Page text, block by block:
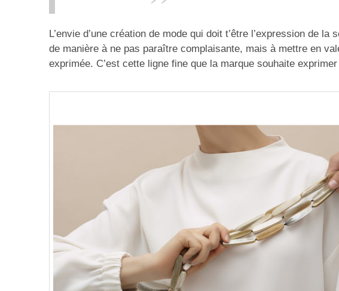
L’envie d’une création de mode qui doit t’être l’expression de
de manière à ne pas paraître complaisante, mais à mettre en
exprimée. C’est cette ligne fine que la marque souhaite